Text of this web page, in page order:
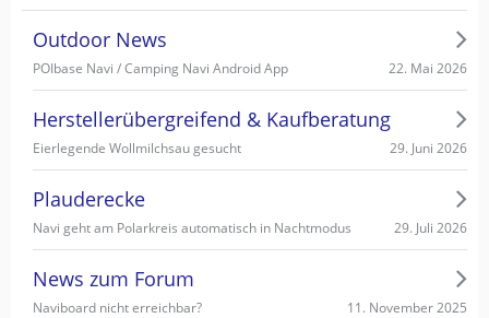
Outdoor News
POIbase Navi / Camping Navi Android App 22. Mai 2026
Herstellerübergreifend & Kaufberatung
Eierlegende Wollmilchsau gesucht 29. Juni 2026
Plauderecke
Navi geht am Polarkreis automatisch in Nachtmodus 29. Juli 2026
News zum Forum
Naviboard nicht erreichbar? 11. November 2025